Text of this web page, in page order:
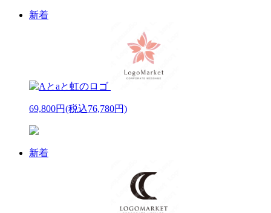
新着
69,800円(税込76,780円)
新着